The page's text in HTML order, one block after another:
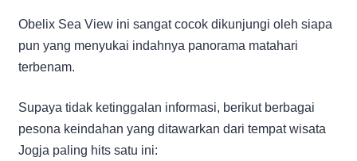
Obelix Sea View ini sangat cocok dikunjungi oleh siapa
pun yang menyukai indahnya panorama matahari
terbenam.
Supaya tidak ketinggalan informasi, berikut berbagai
pesona keindahan yang ditawarkan dari tempat wisata
Jogja paling hits satu ini: